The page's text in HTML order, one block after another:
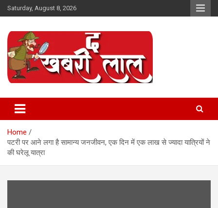
Skip
to
Saturday, August 8, 2026
The Khabri Laal
Online News Portal
Home
पटरी पर आने लगा है सामान्य जनजीवन, एक दिन में एक लाख से ज्यादा यात्रियों ने
की घरेलू यात्रा